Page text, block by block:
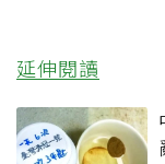
延伸閱讀